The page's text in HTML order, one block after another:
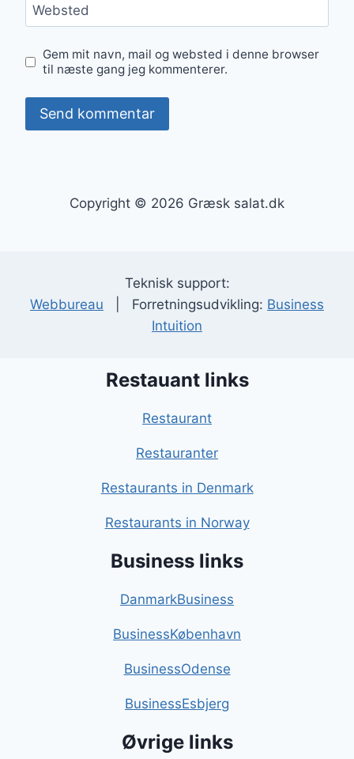
Websted
Gem mit navn, mail og websted i denne browser
til næste gang jeg kommenterer.
Copyright © 2026 Græsk salat.dk
Teknisk support:
Webbureau | Forretningsudvikling: Business
Intuition
Restauant links
Restaurant
Restauranter
Restaurants in Denmark
Restaurants in Norway
Business links
DanmarkBusiness
BusinessKøbenhavn
BusinessOdense
BusinessEsbjerg
Øvrige links